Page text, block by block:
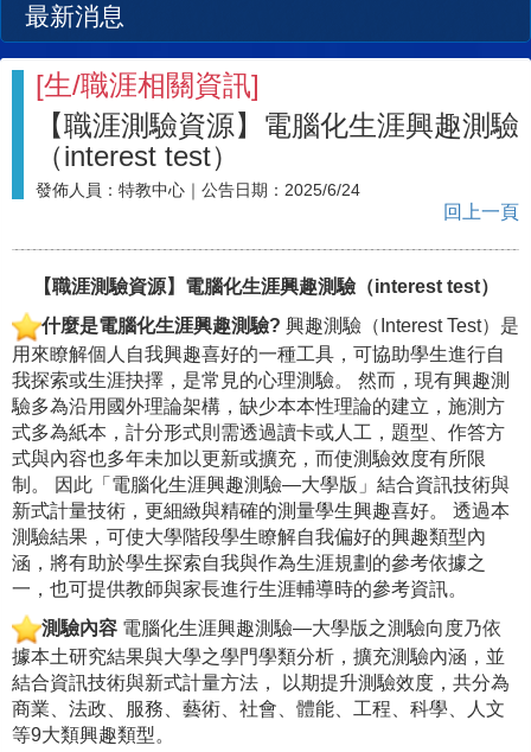
最新消息
[生/職涯相關資訊]
【職涯測驗資源】電腦化生涯興趣測驗
（interest test）
發佈人員： 特教中心 ｜公告日期： 2025/6/24
回上一頁
【職涯測驗資源】電腦化生涯興趣測驗（interest test）
什麼是電腦化生涯興趣測驗? 興趣測驗（Interest Test）是
用來瞭解個人自我興趣喜好的一種工具，可協助學生進行自
我探索或生涯抉擇，是常見的心理測驗。 然而，現有興趣測
驗多為沿用國外理論架構，缺少本本性理論的建立，施測方
式多為紙本，計分形式則需透過讀卡或人工，題型、作答方
式與內容也多年未加以更新或擴充，而使測驗效度有所限
制。 因此「電腦化生涯興趣測驗—大學版」結合資訊技術與
新式計量技術，更細緻與精確的測量學生興趣喜好。 透過本
測驗結果，可使大學階段學生瞭解自我偏好的興趣類型內
涵，將有助於學生探索自我與作為生涯規劃的參考依據之
一，也可提供教師與家長進行生涯輔導時的參考資訊。
測驗內容 電腦化生涯興趣測驗—大學版之測驗向度乃依
據本土研究結果與大學之學門學類分析，擴充測驗內涵，並
結合資訊技術與新式計量方法， 以期提升測驗效度，共分為
商業、法政、服務、藝術、社會、體能、工程、科學、人文
等9大類興趣類型。